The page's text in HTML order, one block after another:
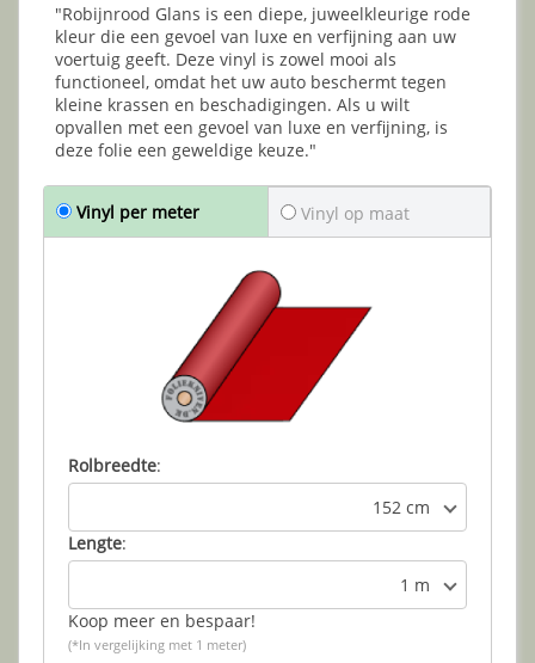
"Robijnrood Glans is een diepe, juweelkleurige rode
kleur die een gevoel van luxe en verfijning aan uw
voertuig geeft. Deze vinyl is zowel mooi als
functioneel, omdat het uw auto beschermt tegen
kleine krassen en beschadigingen. Als u wilt
opvallen met een gevoel van luxe en verfijning, is
deze folie een geweldige keuze."
Vinyl per meter Vinyl op maat
Rolbreedte:
152 cm
Lengte:
1 m
Koop meer en bespaar!
(*In vergelijking met 1 meter)